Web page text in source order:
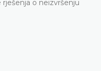
o neizvršenju